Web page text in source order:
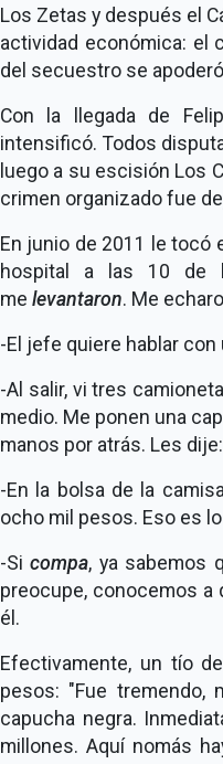
Los Zetas y después el
actividad económica: el
del secuestro se
Con la llegada de
intensificó. Todos
luego a su escisión Los
crimen organizado fue
En junio de 2011 le tocó
hospital a las 10 de
me levantaron. Me
-El jefe quiere hablar con
-Al salir, vi tres
medio. Me ponen una
manos por atrás. Les dije:
-En la bolsa de la
ocho mil pesos. Eso es
-Sicompa, ya sabemos
preocupe, conocemos a
él.
Efectivamente, un tío
pesos: "Fue tremendo,
capucha negra.
millones. Aquí nomás